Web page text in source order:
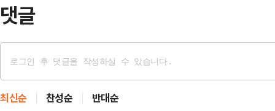
댓글
최신순 찬성순 반대순